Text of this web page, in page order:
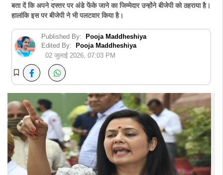
बता दें कि अपने दफ्तर पर अंडे फेंके जाने का जिम्मेदार उन्होंने बीजेपी को ठहराया है।
हालांकि इस पर बीजेपी ने भी पलटवार किया है।
Published By:
Pooja Maddheshiya
Edited By:
Pooja Maddheshiya
02 जुलाई 2026, 07:03 PM